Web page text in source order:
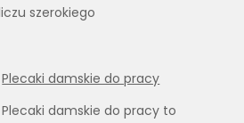
szerokiego
Plecaki damskie do pracy
Plecaki damskie do pracy to